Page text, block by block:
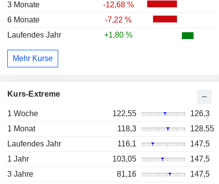
3 Monate
-12,68 %
6 Monate
-7,22 %
Laufendes Jahr
+1,80 %
Mehr Kurse
Kurs-Extreme
1 Woche 122,55
126,3
1 Monat
118,3
128,55
Laufendes Jahr
116,1
147,5
1 Jahr
103,05
147,5
3 Jahre
81,16
147,5